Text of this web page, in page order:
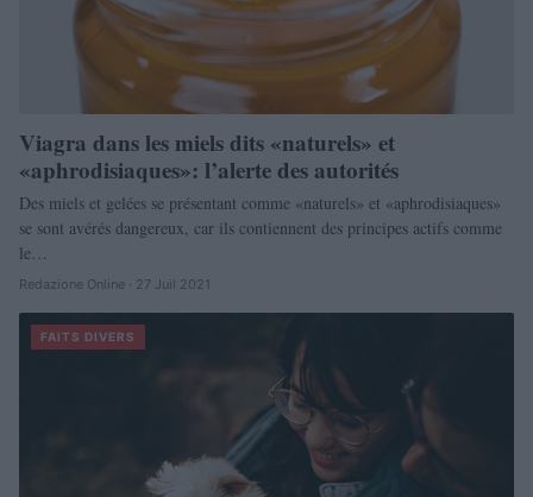
Viagra dans les miels dits «naturels» et
«aphrodisiaques»: l’alerte des autorités
Des miels et gelées se présentant comme «naturels» et «aphrodisiaques»
se sont avérés dangereux, car ils contiennent des principes actifs comme
le…
Redazione Online · 27 Juil 2021
FAITS DIVERS